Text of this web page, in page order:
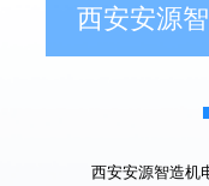
西安安源